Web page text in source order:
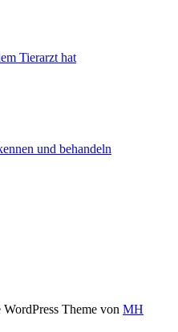
Tierarzt hat
und behandeln
Theme von MH